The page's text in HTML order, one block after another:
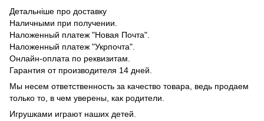
Детальніше про доставку
Наличными при получении.
Наложенный платеж "Новая Почта".
Наложенный платеж "Укрпочта".
Онлайн-оплата по реквизитам.
Гарантия от производителя 14 дней.
Мы несем ответственность за качество товара, ведь продаем
только то, в чем уверены, как родители.
Игрушками играют наших детей.